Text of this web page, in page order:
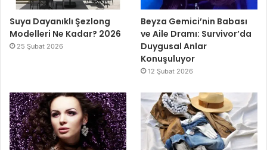
Suya Dayanıklı Şezlong
Modelleri Ne Kadar? 2026
25 Şubat 2026
Beyza Gemici’nin Babası
ve Aile Dramı: Survivor’da
Duygusal Anlar
Konuşuluyor
12 Şubat 2026